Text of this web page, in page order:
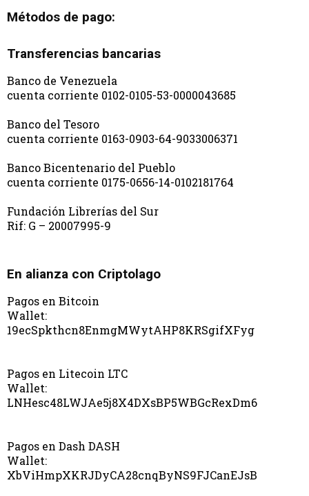
Métodos de pago:
Transferencias bancarias
Banco de Venezuela
cuenta corriente 0102-0105-53-0000043685
Banco del Tesoro
cuenta corriente 0163-0903-64-9033006371
Banco Bicentenario del Pueblo
cuenta corriente 0175-0656-14-0102181764
Fundación Librerías del Sur
Rif: G – 20007995-9
En alianza con Criptolago
Pagos en Bitcoin
Wallet:
19ecSpkthcn8EnmgMWytAHP8KRSgifXFyg
Pagos en Litecoin LTC
Wallet:
LNHesc48LWJAe5j8X4DXsBP5WBGcRexDm6
Pagos en Dash DASH
Wallet:
XbViHmpXKRJDyCA28cnqByNS9FJCanEJsB